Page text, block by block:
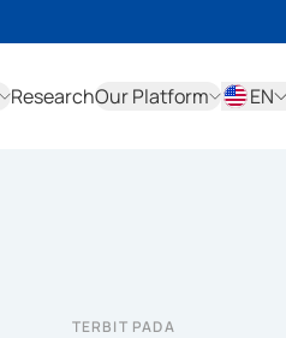
ResearchOur Platform
EN
TERBIT PADA